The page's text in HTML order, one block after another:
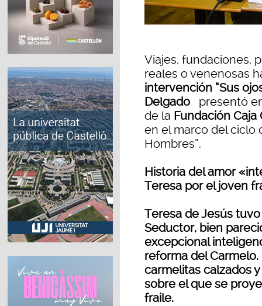
Viajes, fundaciones,
reales o venenosas
intervención “Sus
Delgado
presentó
de la Fundación Caja
en el marco del ciclo
Hombres”.
Historia del amor
Teresa por el joven
Teresa de Jesús
Seductor, bien
excepcional
reforma del
carmelitas calzados
sobre el que se
fraile.